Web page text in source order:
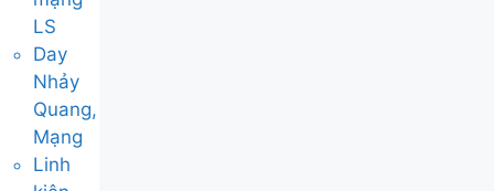
LS
Day
Nhảy
Quang,
Mạng
Linh